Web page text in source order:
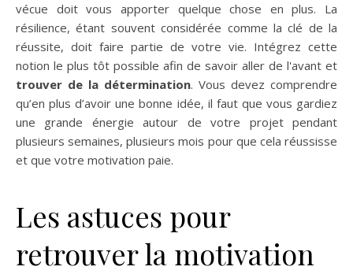
vécue doit vous apporter quelque chose en plus. La
résilience, étant souvent considérée comme la clé de la
réussite, doit faire partie de votre vie. Intégrez cette
notion le plus tôt possible afin de savoir aller de l'avant et
trouver de la détermination. Vous devez comprendre
qu’en plus d’avoir une bonne idée, il faut que vous gardiez
une grande énergie autour de votre projet pendant
plusieurs semaines, plusieurs mois pour que cela réussisse
et que votre motivation paie.
Les astuces pour
retrouver la motivation